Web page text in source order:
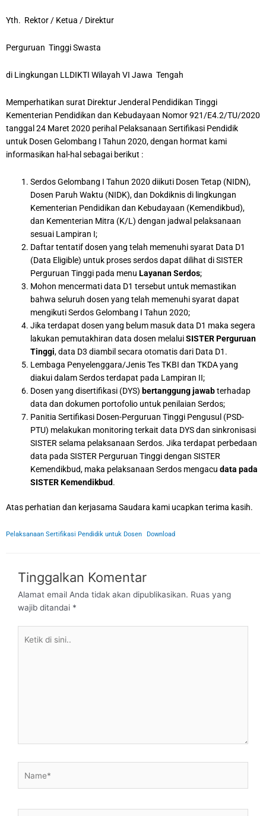
Yth. Rektor / Ketua / Direktur
Perguruan Tinggi Swasta
di Lingkungan LLDIKTI Wilayah VI Jawa Tengah
Memperhatikan surat Direktur Jenderal Pendidikan Tinggi
Kementerian Pendidikan dan Kebudayaan Nomor 921/E4.2/TU/2020
tanggal 24 Maret 2020 perihal Pelaksanaan Sertifikasi Pendidik
untuk Dosen Gelombang I Tahun 2020, dengan hormat kami
informasikan hal-hal sebagai berikut :
Serdos Gelombang I Tahun 2020 diikuti Dosen Tetap (NIDN),
Dosen Paruh Waktu (NIDK), dan Dokdiknis di lingkungan
Kementerian Pendidikan dan Kebudayaan (Kemendikbud),
dan Kementerian Mitra (K/L) dengan jadwal pelaksanaan
sesuai Lampiran I;
Daftar tentatif dosen yang telah memenuhi syarat Data D1
(Data Eligible) untuk proses serdos dapat dilihat di SISTER
Perguruan Tinggi pada menuLayanan Serdos;
Mohon mencermati data D1 tersebut untuk memastikan
bahwa seluruh dosen yang telah memenuhi syarat dapat
mengikuti Serdos Gelombang I Tahun 2020;
Jika terdapat dosen yang belum masuk data D1 maka segera
lakukan pemutakhiran data dosen melaluiSISTER Perguruan
Tinggi, data D3 diambil secara otomatis dari Data D1.
Lembaga Penyelenggara/Jenis Tes TKBI dan TKDA yang
diakui dalam Serdos terdapat pada Lampiran II;
Dosen yang disertifikasi (DYS) bertanggung jawabterhadap
data dan dokumen portofolio untuk penilaian Serdos;
Panitia Sertifikasi Dosen-Perguruan Tinggi Pengusul (PSD-
PTU) melakukan monitoring terkait data DYS dan sinkronisasi
SISTER selama pelaksanaan Serdos. Jika terdapat perbedaan
data pada SISTER Perguruan Tinggi dengan SISTER
Kemendikbud, maka pelaksanaan Serdos mengacudata pada
SISTER Kemendikbud.
Atas perhatian dan kerjasama Saudara kami ucapkan terima kasih.
Pelaksanaan Sertifikasi Pendidik untuk Dosen Download
Tinggalkan Komentar
Alamat email Anda tidak akan dipublikasikan. Ruas yang
wajib ditandai *